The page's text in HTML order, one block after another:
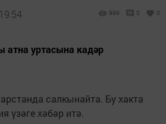
999 0 0
уртасына кадәр
салкынайта. Бу хакта
үзәге хәбәр итә.